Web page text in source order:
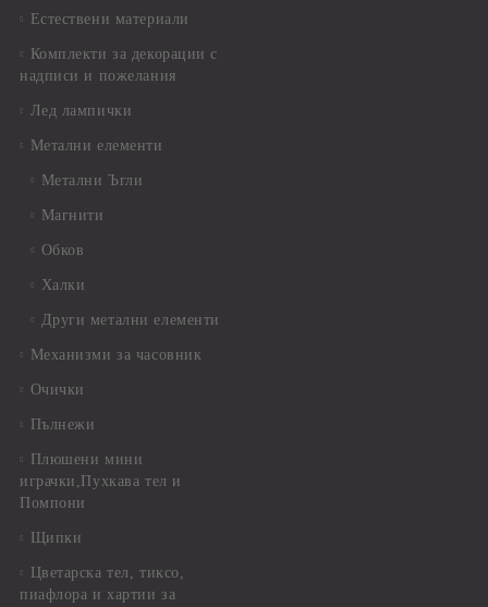
Естествени материали
Комплекти за декорации с
надписи и пожелания
Лед лампички
Метални елементи
Метални Ъгли
Магнити
Обков
Халки
Други метални елементи
Механизми за часовник
Очички
Пълнежи
Плюшени мини
играчки,Пухкава тел и
Помпони
Щипки
Цветарска тел, тиксо,
пиафлора и хартии за